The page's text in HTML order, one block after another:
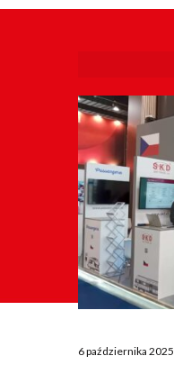
Posted
on
6 października 2025